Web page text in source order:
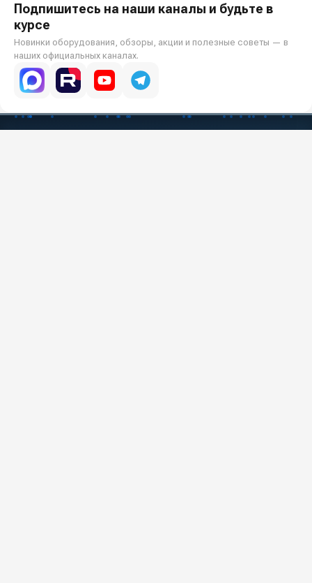
Подпишитесь на наши каналы и будьте в
курсе
Новинки оборудования, обзоры, акции и полезные советы — в
наших официальных каналах.